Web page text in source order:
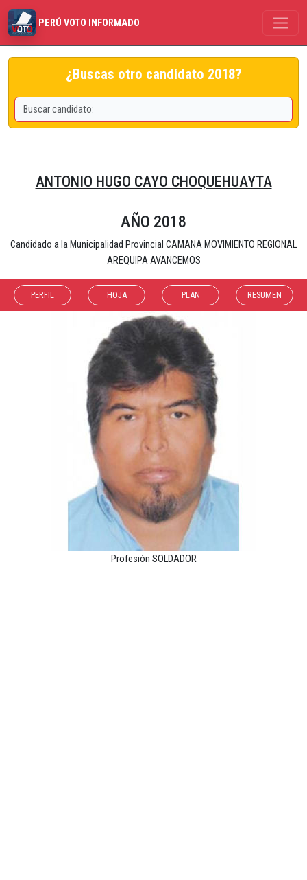
PERÚ VOTO INFORMADO
¿Buscas otro candidato 2018?
ANTONIO HUGO CAYO CHOQUEHUAYTA
AÑO 2018
Candidado a la Municipalidad Provincial CAMANA MOVIMIENTO REGIONAL
AREQUIPA AVANCEMOS
PERFIL HOJA PLAN RESUMEN
Profesión SOLDADOR